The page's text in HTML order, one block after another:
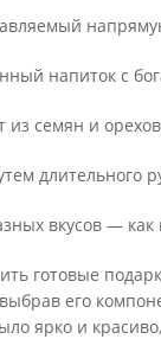
напиток с
из семян и
длительного
вкусов — как
готовые
его
ярко и